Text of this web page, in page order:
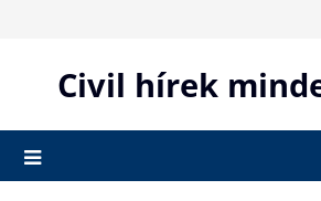
contentCivil hírek